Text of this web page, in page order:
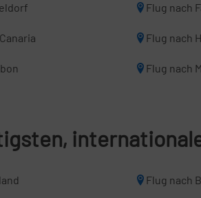
Flug nach
Flug nach
Flug nach
Flug nach